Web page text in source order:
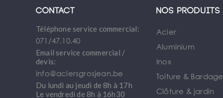
Contact
Téléphone service commercial:
071/47.10.40
Email service commercial /
devis:
info@aciersgrosjean.be
Du lundi au jeudi de 8h à 17h
Le vendredi de 8h à 16h30
Nos produits
Acier
Aluminium
Inox
Toiture & Bardage
Clôture & jardin